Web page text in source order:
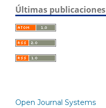
Últimas publicaciones
Open Journal Systems